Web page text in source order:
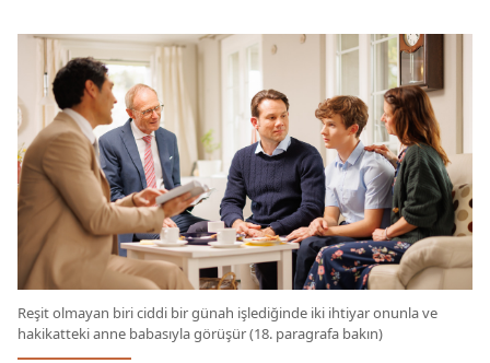
Reşit olmayan biri ciddi bir günah işlediğinde iki ihtiyar onunla ve
hakikatteki anne babasıyla görüşür (18. paragrafa bakın)